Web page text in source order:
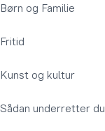
Børn og Familie
Fritid
Kunst og kultur
Sådan underretter du